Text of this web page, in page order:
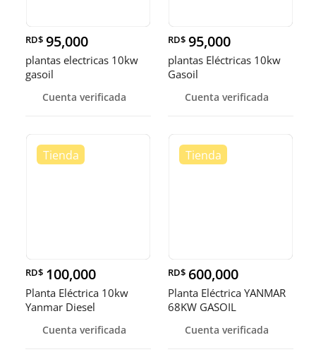
RD$ 95,000
plantas electricas 10kw
gasoil
Cuenta verificada
RD$ 95,000
plantas Eléctricas 10kw
Gasoil
Cuenta verificada
RD$ 100,000
Planta Eléctrica 10kw
Yanmar Diesel
Cuenta verificada
RD$ 600,000
Planta Eléctrica YANMAR
68KW GASOIL
Cuenta verificada